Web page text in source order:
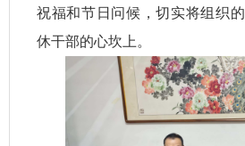
祝福和节日问候，切实将组织
休干部的心坎上。